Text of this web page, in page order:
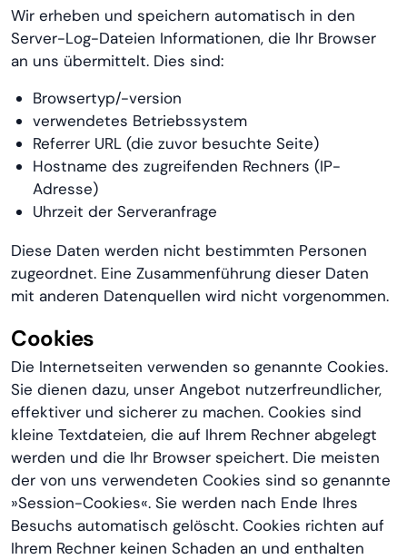
Wir erheben und speichern automatisch in den
Server-Log-Dateien Informationen, die Ihr Browser
an uns übermittelt. Dies sind:
Browsertyp/-version
verwendetes Betriebssystem
Referrer URL (die zuvor besuchte Seite)
Hostname des zugreifenden Rechners (IP-
Adresse)
Uhrzeit der Serveranfrage
Diese Daten werden nicht bestimmten Personen
zugeordnet. Eine Zusammenführung dieser Daten
mit anderen Datenquellen wird nicht vorgenommen.
Cookies
Die Internetseiten verwenden so genannte Cookies.
Sie dienen dazu, unser Angebot nutzerfreundlicher,
effektiver und sicherer zu machen. Cookies sind
kleine Textdateien, die auf Ihrem Rechner abgelegt
werden und die Ihr Browser speichert. Die meisten
der von uns verwendeten Cookies sind so genannte
»Session-Cookies«. Sie werden nach Ende Ihres
Besuchs automatisch gelöscht. Cookies richten auf
Ihrem Rechner keinen Schaden an und enthalten